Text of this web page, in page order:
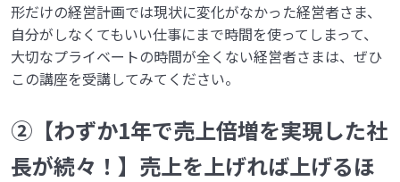
形だけの経営計画では現状に変化がなかった経営者さま、
自分がしなくてもいい仕事にまで時間を使ってしまって、
大切なプライベートの時間が全くない経営者さまは、ぜひ
この講座を受講してみてください。
②【わずか1年で売上倍増を実現した社
長が続々！】売上を上げれば上げるほ